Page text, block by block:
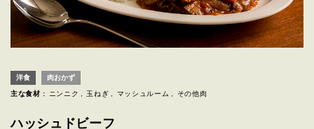
洋食 肉おかず
主な食材 : ニンニク 玉ねぎ マッシュルーム その他肉
ハッシュドビーフ